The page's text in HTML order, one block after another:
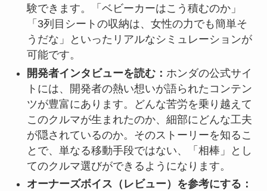
験できます。「ベビーカーはこう積むのか」
「3列目シートの収納は、女性の力でも簡単そ
うだな」といったリアルなシミュレーションが
可能です。
開発者インタビューを読む： ホンダの公式サイ
トには、開発者の熱い想いが語られたコンテン
ツが豊富にあります。どんな苦労を乗り越えて
このクルマが生まれたのか、細部にどんな工夫
が隠されているのか。そのストーリーを知るこ
とで、単なる移動手段ではない、「相棒」とし
てのクルマ選びができるようになります。
オーナーズボイス（レビュー）を参考にする：